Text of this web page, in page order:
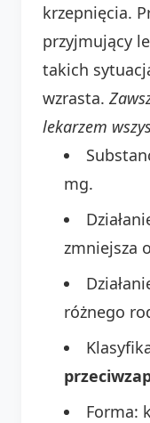
krzepnięcia.
przyjmujący
takich
wzrasta.
lekarzem
mg.
zmniejsza
różnego
Forma: